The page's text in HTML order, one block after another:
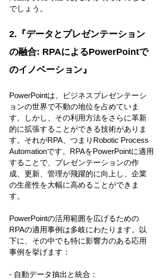
でしょう。
2.『データとプレゼンテーション
の融合: RPAによるPowerPointで
のイノベーション』
PowerPointは、ビジネスプレゼンテーシ
ョンの世界で不動の地位を占めていま
す。しかし、その利用方法をさらに革新
的に拡張することができる技術がありま
す。それがRPA、つまりRobotic Process
Automationです。RPAをPowerPointに適用
することで、プレゼンテーションの作
成、更新、管理が飛躍的に向上し、企業
の生産性を大幅に高めることができま
す。
PowerPointの活用範囲を広げるための
RPAの適用事例は多岐にわたります。以
下に、その中でも特に影響力のある応用
事例を挙げます：
- 自動データ抽出と統合：